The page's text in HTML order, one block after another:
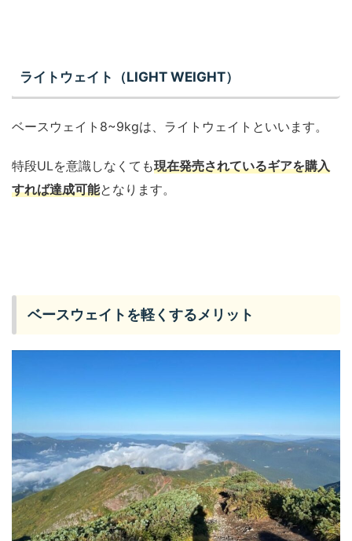
ライトウェイト（LIGHT WEIGHT）
ベースウェイト8~9kgは、ライトウェイトといいます。
特段ULを意識しなくても現在発売されているギアを購入
すれば達成可能となります。
ベースウェイトを軽くするメリット